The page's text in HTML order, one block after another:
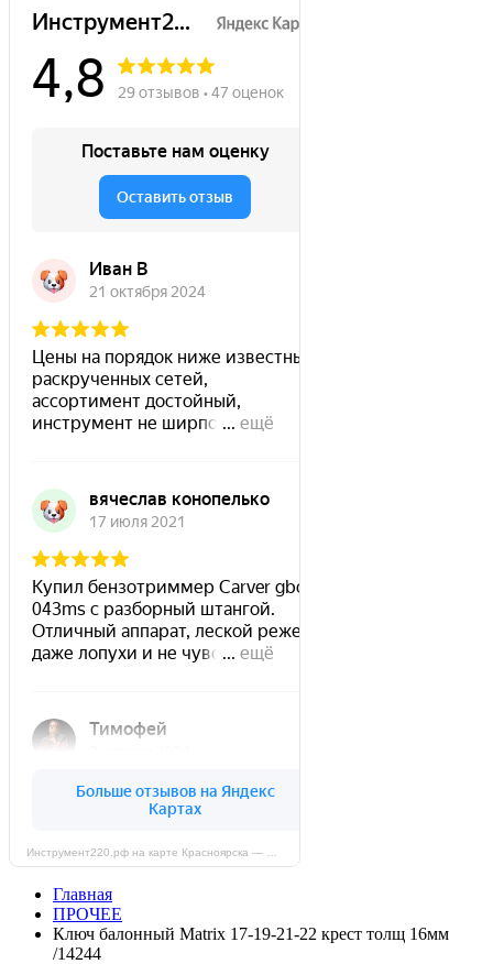
Главная
ПРОЧЕЕ
Ключ балонный Matrix 17-19-21-22 крест толщ 16мм
/14244